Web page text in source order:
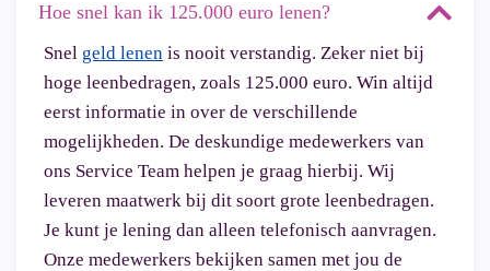
Hoe snel kan ik 125.000 euro lenen?
Snel geld lenen is nooit verstandig. Zeker niet bij
hoge leenbedragen, zoals 125.000 euro. Win altijd
eerst informatie in over de verschillende
mogelijkheden. De deskundige medewerkers van
ons Service Team helpen je graag hierbij. Wij
leveren maatwerk bij dit soort grote leenbedragen.
Je kunt je lening dan alleen telefonisch aanvragen.
Onze medewerkers bekijken samen met jou de